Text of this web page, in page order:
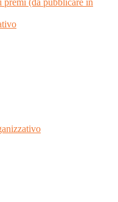
premi (da pubblicare in